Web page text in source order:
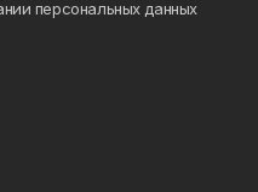
персональных данных